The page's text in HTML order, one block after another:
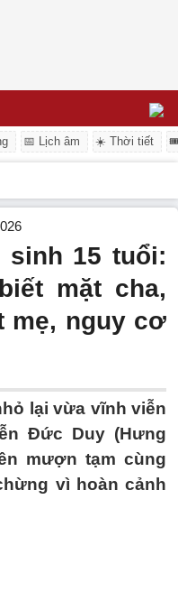
📅 Lịch âm ☀️ Thời tiết
sinh 15 tuổi:
mặt cha,
mẹ, nguy cơ
lại vừa vĩnh viễn
Đức Duy (Hưng
mượn tạm cùng
vì hoàn cảnh